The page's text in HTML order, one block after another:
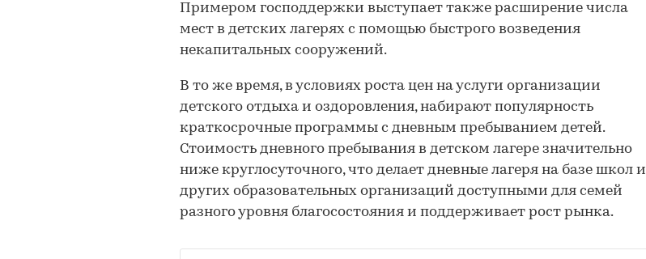
Примером господдержки выступает также расширение числа
мест в детских лагерях с помощью быстрого возведения
некапитальных сооружений.
В то же время, в условиях роста цен на услуги организации
детского отдыха и оздоровления, набирают популярность
краткосрочные программы с дневным пребыванием детей.
Стоимость дневного пребывания в детском лагере значительно
ниже круглосуточного, что делает дневные лагеря на базе школ и
других образовательных организаций доступными для семей
разного уровня благосостояния и поддерживает рост рынка.